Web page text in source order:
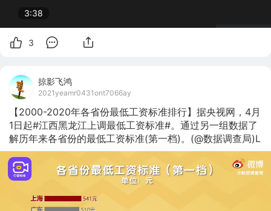
3:38
3
掠影飞鸿
2021yeamr0431ont7066ay
【2000-2020年各省份最低工资标准排行】据央视网，4月
1日起#江西黑龙江上调最低工资标准#。通过另一组数据了
解历年来各省份的最低工资标准(第一档)。(@数据调查局)L